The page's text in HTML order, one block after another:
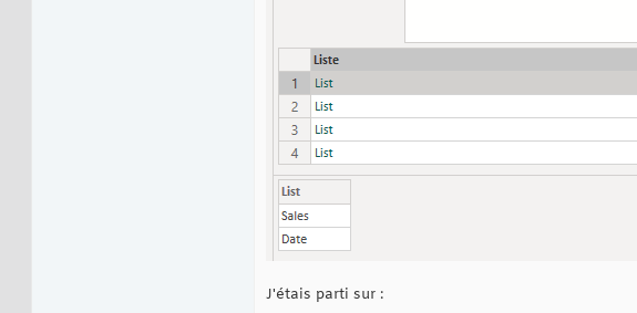
J'étais parti sur :